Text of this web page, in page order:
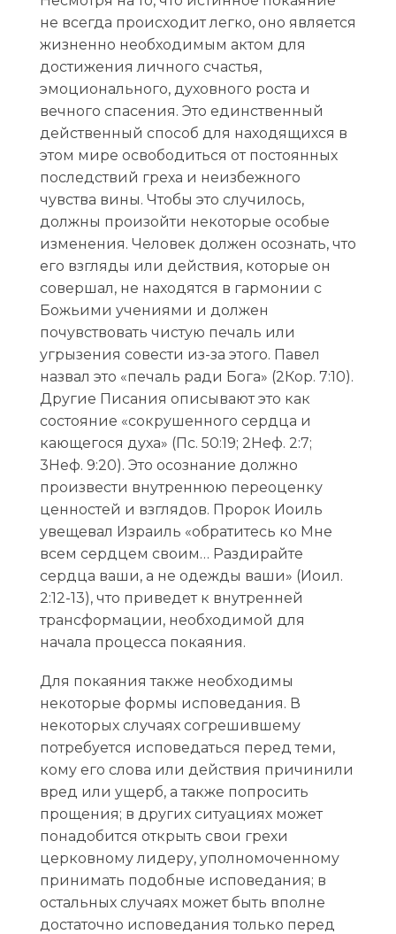
не всегда происходит легко, оно является
жизненно необходимым актом для
достижения личного счастья,
эмоционального, духовного роста и
вечного спасения. Это единственный
действенный способ для находящихся в
этом мире освободиться от постоянных
последствий греха и неизбежного
чувства вины. Чтобы это случилось,
должны произойти некоторые особые
изменения. Человек должен осознать, что
его взгляды или действия, которые он
совершал, не находятся в гармонии с
Божьими учениями и должен
почувствовать чистую печаль или
угрызения совести из-за этого. Павел
назвал это «печаль ради Бога» (2Кор. 7:10).
Другие Писания описывают это как
состояние «сокрушенного сердца и
кающегося духа» (Пс. 50:19; 2Неф. 2:7;
3Неф. 9:20). Это осознание должно
произвести внутреннюю переоценку
ценностей и взглядов. Пророк Иоиль
увещевал Израиль «обратитесь ко Мне
всем сердцем своим… Раздирайте
сердца ваши, а не одежды ваши» (Иоил.
2:12-13), что приведет к внутренней
трансформации, необходимой для
начала процесса покаяния.
Для покаяния также необходимы
некоторые формы исповедания. В
некоторых случаях согрешившему
потребуется исповедаться перед теми,
кому его слова или действия причинили
вред или ущерб, а также попросить
прощения; в других ситуациях может
понадобится открыть свои грехи
церковному лидеру, уполномоченному
принимать подобные исповедания; в
остальных случаях может быть вполне
достаточно исповедания только перед